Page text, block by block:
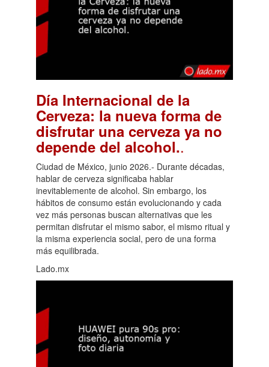
Día Internacional de la
Cerveza: la nueva forma de
disfrutar una cerveza ya no
depende del alcohol..
Ciudad de México, junio 2026.- Durante décadas,
hablar de cerveza significaba hablar
inevitablemente de alcohol. Sin embargo, los
hábitos de consumo están evolucionando y cada
vez más personas buscan alternativas que les
permitan disfrutar el mismo sabor, el mismo ritual y
la misma experiencia social, pero de una forma
más equilibrada.
Lado.mx